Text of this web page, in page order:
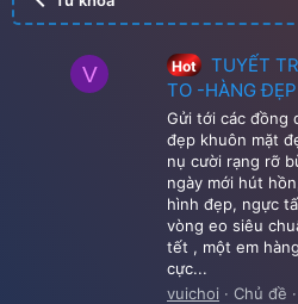
V Hot
TUYẾT
TO -HÀNG
Gửi tới các đồng
đẹp khuôn mặt
nụ cười rạng rỡ
ngày mới hút
hình đẹp, ngực
vòng eo siêu
tết , một em
cực...
vuichoi
Chủ đề